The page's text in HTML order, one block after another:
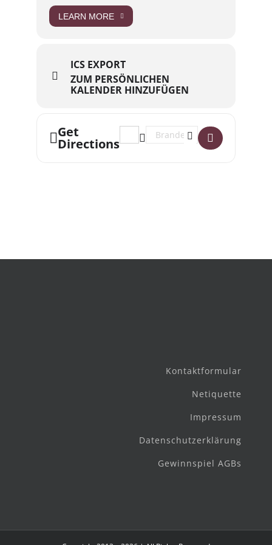
LEARN MORE
ICS EXPORT
ZUM PERSÖNLICHEN
KALENDER HINZUFÜGEN
Get
Directions
Address - VERNISSAGE | Gatzky:
Destination Address -
Kontaktformular
Netiquette
Impressum
Datenschutzerklärung
Gewinnspiel AGBs